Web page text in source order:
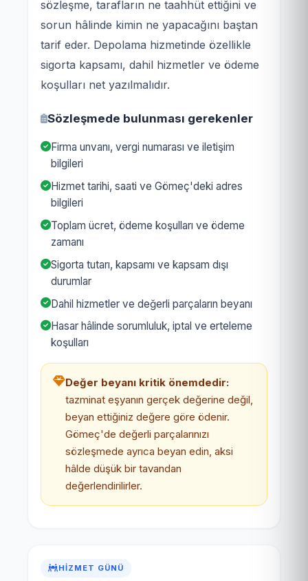
sözleşme, tarafların ne taahhüt ettiğini ve
sorun hâlinde kimin ne yapacağını baştan
tarif eder. Depolama hizmetinde özellikle
sigorta kapsamı, dahil hizmetler ve ödeme
koşulları net yazılmalıdır.
Sözleşmede bulunması gerekenler
Firma unvanı, vergi numarası ve iletişim
bilgileri
Hizmet tarihi, saati ve Gömeç'deki adres
bilgileri
Toplam ücret, ödeme koşulları ve ödeme
zamanı
Sigorta tutarı, kapsamı ve kapsam dışı
durumlar
Dahil hizmetler ve değerli parçaların beyanı
Hasar hâlinde sorumluluk, iptal ve erteleme
koşulları
Değer beyanı kritik önemdedir:
tazminat eşyanın gerçek değerine değil,
beyan ettiğiniz değere göre ödenir.
Gömeç'de değerli parçalarınızı
sözleşmede ayrıca beyan edin, aksi
hâlde düşük bir tavandan
değerlendirilirler.
HIZMET GÜNÜ